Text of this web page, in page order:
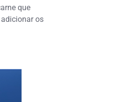
que
os